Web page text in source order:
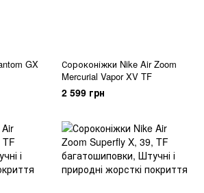
GX
Сороконіжки Nike Air Zoom
Mercurial Vapor XV TF
2 599 грн